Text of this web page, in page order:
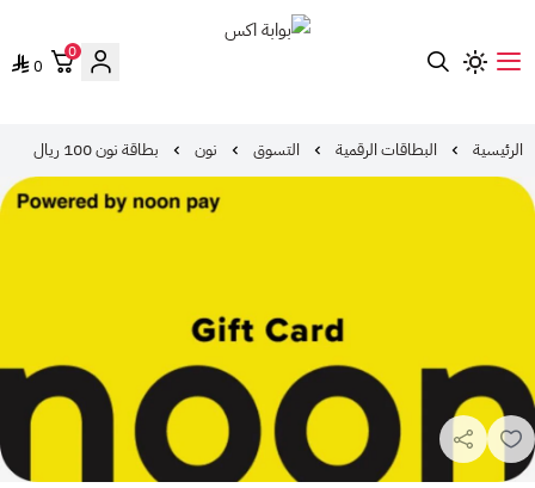
0
0
الرئيسية البطاقات الرقمية التسوق نون بطاقة نون 100 ريال